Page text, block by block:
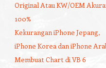
Original Atau KW/OEM
100%
Kekurangan iPhone Jepang,
iPhone Korea dan iPhone
Membuat Chart di VB 6